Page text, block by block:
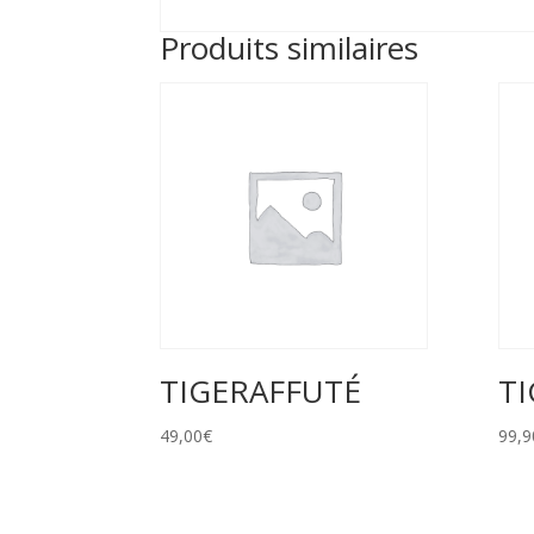
Produits similaires
TIGERAFFUTÉ
49,00€